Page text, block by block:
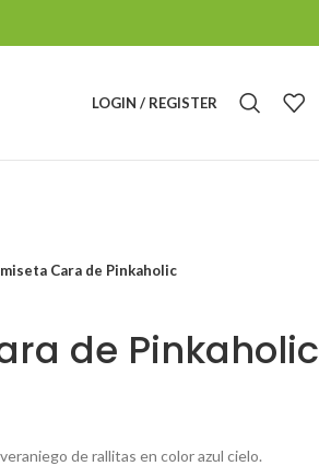
LOGIN / REGISTER
Cara de Pinkaholic
de Pinkaholic
de rallitas en color azul cielo.